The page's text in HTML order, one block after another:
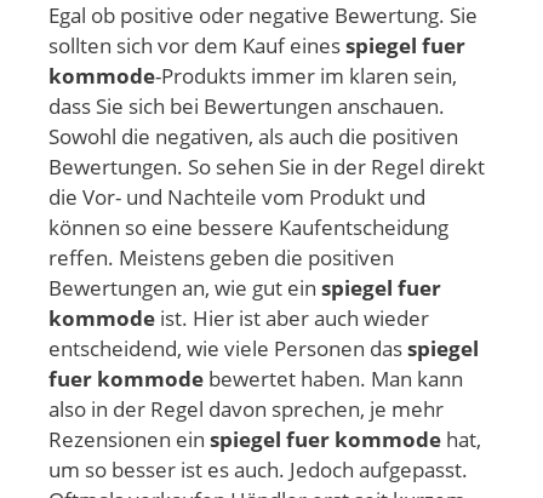
Egal ob positive oder negative Bewertung. Sie
sollten sich vor dem Kauf einesspiegel fuer
kommode-Produkts immer im klaren sein,
dass Sie sich bei Bewertungen anschauen.
Sowohl die negativen, als auch die positiven
Bewertungen. So sehen Sie in der Regel direkt
die Vor- und Nachteile vom Produkt und
können so eine bessere Kaufentscheidung
reffen. Meistens geben die positiven
Bewertungen an, wie gut ein spiegel fuer
kommode ist. Hier ist aber auch wieder
entscheidend, wie viele Personen dasspiegel
fuer kommode bewertet haben. Man kann
also in der Regel davon sprechen, je mehr
Rezensionen ein spiegel fuer kommode hat,
um so besser ist es auch. Jedoch aufgepasst.